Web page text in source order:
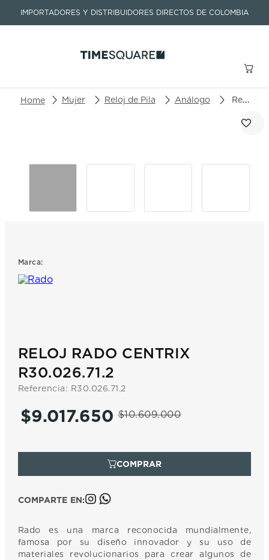
IMPORTADORES Y DISTRIBUIDORES DIRECTOS DE COLOMBIA
Buscar un producto o artículo
Mujer Reloj de Pila Análogo Reloj Rado Centrix R30.026.71.2
Marca:
RELOJ RADO CENTRIX
R30.026.71.2
Referencia: R30.026.71.2
$10.609.000
$9.017.650
COMPARTE EN:
Rado es una marca reconocida mundialmente,
famosa por su diseño innovador y su uso de
materiales revolucionarios para crear algunos de
TÉRMINOS MÁS BUSCADOS
4.
integral